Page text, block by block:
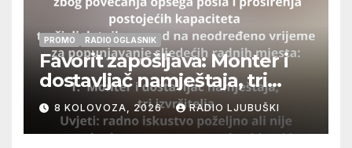
PROMO RADIO OGLASNIK
Favorit zapošljava: Monter i
dostavljač namještaja, tri
izvršitelja
8 KOLOVOZA, 2026 RADIO LJUBUŠKI